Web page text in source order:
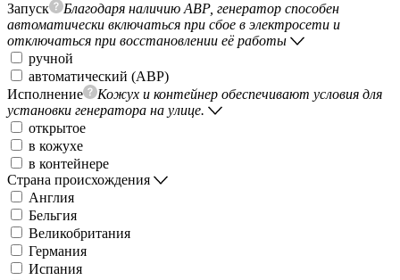
Запуск
Благодаря наличию АВР, генератор способен
автоматически включаться при сбое в электросети и
отключаться при восстановлении её работы
ручной
автоматический (АВР)
Исполнение
Кожух и контейнер обеспечивают условия для
установки генератора на улице.
открытое
в кожухе
в контейнере
Страна происхождения
Англия
Бельгия
Великобритания
Германия
Испания